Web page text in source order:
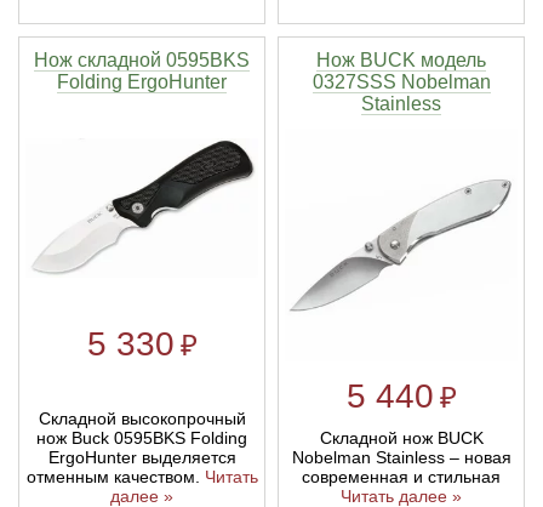
Нож складной 0595BKS
Folding ErgoHunter
5 330 ₽
Складной высокопрочный
нож Buck 0595BKS Folding
ErgoHunter выделяется
отменным качеством. Читать
далее »
Нож BUCK модель
0327SSS Nobelman
Stainless
5 440 ₽
Складной нож BUCK
Nobelman Stainless – новая
современная и стильная
Читать далее »
Перчатки для традиционных луков
Линейки для настройки лука
Кликеры для лука
Плунжеры для лука
Киссеры для лука
Метательные ножи
Охотничьи ножи